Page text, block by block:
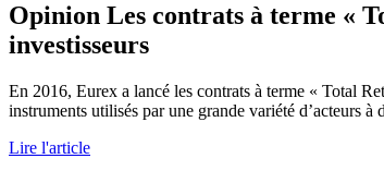
Opinion Les contrats à terme «
investisseurs
En 2016, Eurex a lancé les contrats à terme « Total
instruments utilisés par une grande variété d’acteurs à
Lire l'article